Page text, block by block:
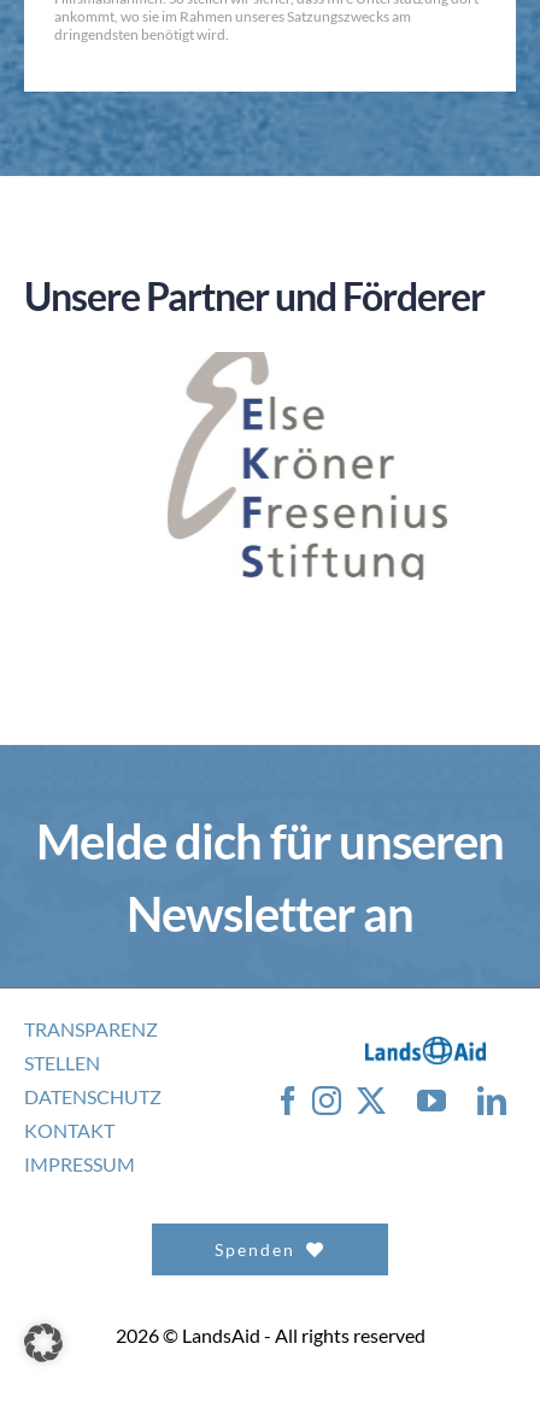
ankommt, wo sie im Rahmen unseres Satzungszwecks am
dringendsten benötigt wird.
Unsere Partner und Förderer
Melde dich für unseren
Newsletter an
TRANSPARENZ
STELLEN
DATENSCHUTZ
KONTAKT
IMPRESSUM
Spenden
2026 © LandsAid - All rights reserved